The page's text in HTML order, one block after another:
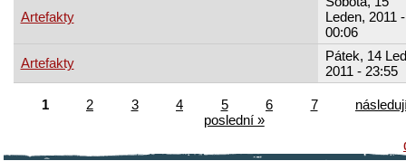
Artefakty
Leden, 2011 -
00:06
Artefakty
Pátek, 14
2011 - 23:55
1 2 3 4 5 6 7
poslední »